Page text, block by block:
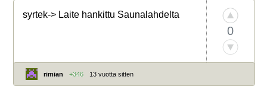
syrtek-> Laite hankittu Saunalahdelta
0
rimian +346 13 vuotta sitten